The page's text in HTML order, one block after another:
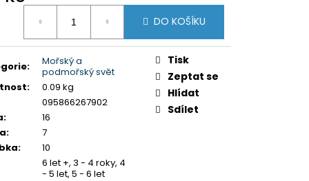
DO KOŠÍKU
:
Mořský a
podmořský svět
:
0.09 kg
095866267902
:
16
:
7
:
10
6 let +, 3 - 4 roky, 4
- 5 let, 5 - 6 let
Tisk
Zeptat se
Hlídat
Sdílet
MONTESSORI
K PUZZLE